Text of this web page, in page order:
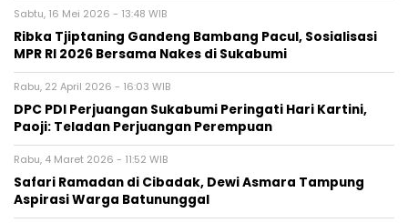
Sabtu, 16 Mei 2026 - 13:48 WIB
Ribka Tjiptaning Gandeng Bambang Pacul, Sosialisasi
MPR RI 2026 Bersama Nakes di Sukabumi
Rabu, 22 April 2026 - 16:03 WIB
DPC PDI Perjuangan Sukabumi Peringati Hari Kartini,
Paoji: Teladan Perjuangan Perempuan
Rabu, 4 Maret 2026 - 11:52 WIB
‎Safari Ramadan di Cibadak, Dewi Asmara Tampung
Aspirasi Warga Batununggal‎